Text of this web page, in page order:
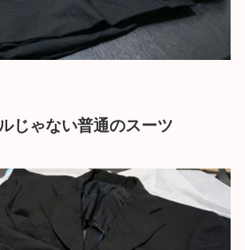
じゃない普通のスーツ